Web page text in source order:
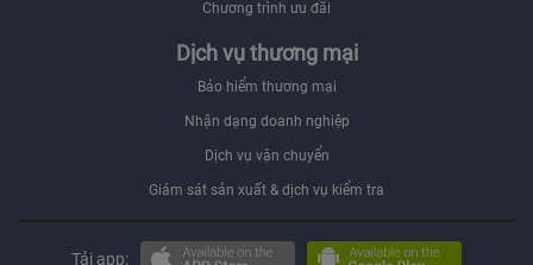
Chương trình ưu đãi
Dịch vụ thương mại
Bảo hiểm thương mại
Nhận dạng doanh nghiệp
Dịch vụ vận chuyển
Giám sát sản xuất & dịch vụ kiểm tra
Tải app: